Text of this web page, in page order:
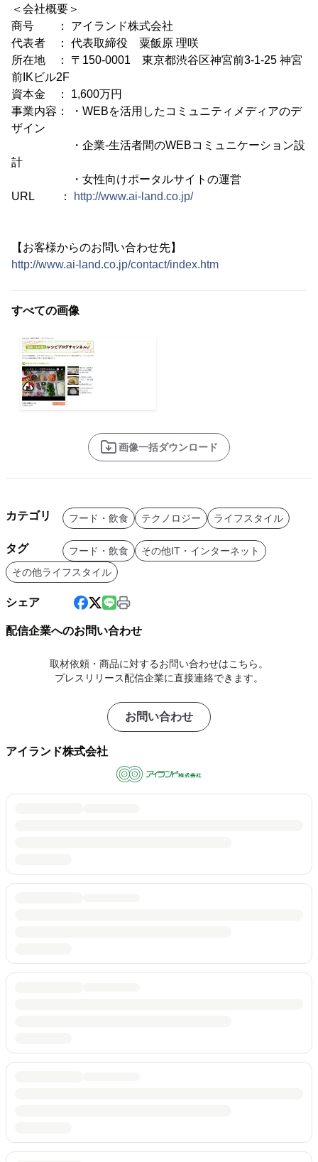
＜会社概要＞
商号 ： アイランド株式会社
代表者 ： 代表取締役 粟飯原 理咲
所在地 ： 〒150-0001 東京都渋谷区神宮前3-1-25 神宮
前IKビル2F
資本金 ： 1,600万円
事業内容： ・WEBを活用したコミュニティメディアのデ
ザイン
・企業-生活者間のWEBコミュニケーション設
計
・女性向けポータルサイトの運営
URL ：
http://www.ai-land.co.jp/
【お客様からのお問い合わせ先】
http://www.ai-land.co.jp/contact/index.htm
すべての画像
画像一括ダウンロード
カテゴリ フード・飲食 テクノロジー ライフスタイル
タグ フード・飲食
その他IT・インターネット
その他ライフスタイル
シェア
配信企業へのお問い合わせ
取材依頼・商品に対するお問い合わせはこちら。
プレスリリース配信企業に直接連絡できます。
お問い合わせ
アイランド株式会社